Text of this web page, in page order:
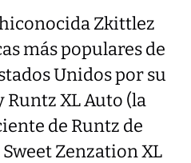
Zkittlez
más populares de
Unidos por su
Runtz XL Auto (la
de Runtz de
Sweet Zenzation XL